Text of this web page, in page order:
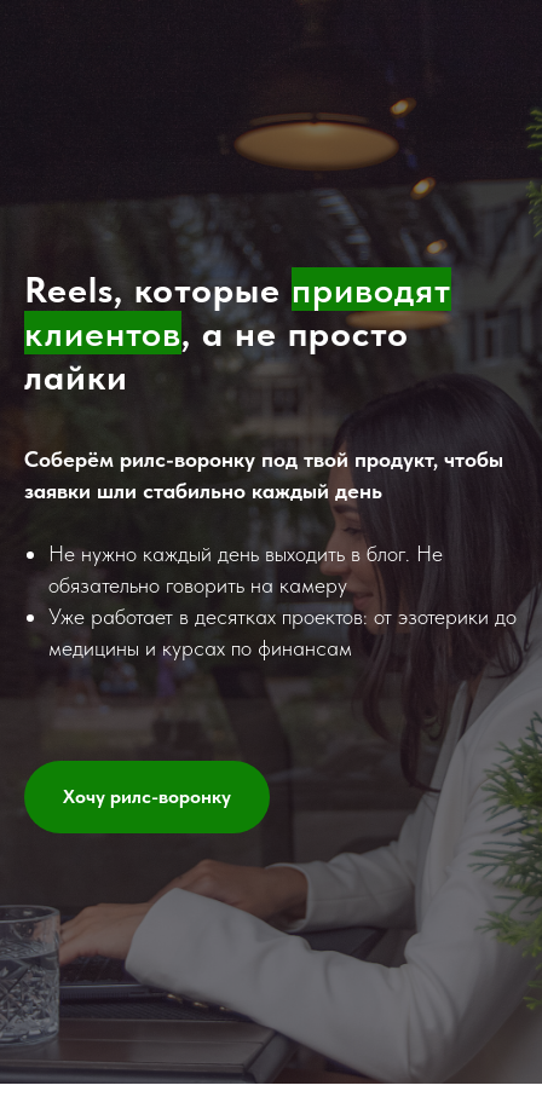
Reels, которые приводят
клиентов, а не просто
лайки
Соберём рилс-воронку под твой продукт, чтобы
заявки шли стабильно каждый день
Не нужно каждый день выходить в блог. Не
обязательно говорить на камеру
Уже работает в десятках проектов: от эзотерики до
медицины и курсах по финансам
Хочу рилс-воронку